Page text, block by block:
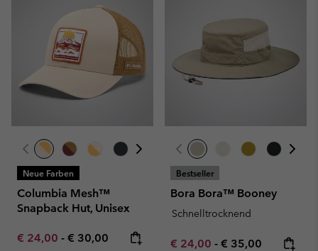
Neue Farben
Columbia Mesh™
Snapback Hut, Unisex
Minimum sale price:
€ 24,00 - Maximum price:
€ 30,00
Bestseller
Bora Bora™ Booney
Schnelltrocknend
Minimum sale price:
€ 24,00 - Maximum price:
€ 35,00